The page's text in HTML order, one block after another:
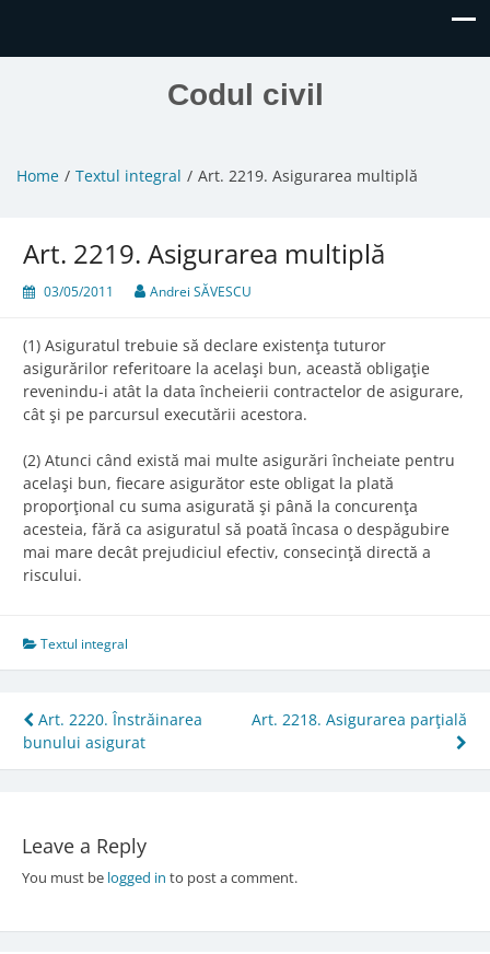
Codul civil
Home Textul integral Art. 2219. Asigurarea multiplă
Art. 2219. Asigurarea multiplă
03/05/2011 Andrei SĂVESCU
(1) Asiguratul trebuie să declare existenţa tuturor
asigurărilor referitoare la acelaşi bun, această obligaţie
revenindu-i atât la data încheierii contractelor de asigurare,
cât şi pe parcursul executării acestora.
(2) Atunci când există mai multe asigurări încheiate pentru
acelaşi bun, fiecare asigurător este obligat la plată
proporţional cu suma asigurată şi până la concurenţa
acesteia, fără ca asiguratul să poată încasa o despăgubire
mai mare decât prejudiciul efectiv, consecinţă directă a
riscului.
Textul integral
Post
navigation
Art. 2220. Înstrăinarea
bunului asigurat
Art. 2218. Asigurarea parţială
Leave a Reply
You must be logged in to post a comment.